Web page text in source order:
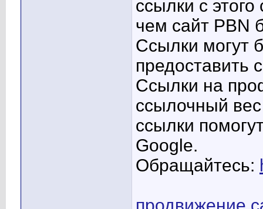
ссылки с
чем сайт PBN
Ссылки могут
предоставить
Ссылки на
ссылочный
ссылки
Google.
Обращайтесь: